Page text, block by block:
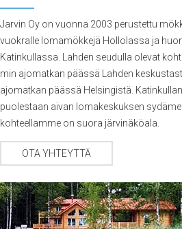
Jarvin Oy on vuonna 2003 perustettu
vuokralle lomamökkejä Hollolassa ja
Katinkullassa. Lahden seudulla olevat
min ajomatkan päässä Lahden
ajomatkan päässä Helsingistä.
puolestaan aivan lomakeskuksen
kohteellamme on suora järvinäköala.
OTA YHTEYTTÄ